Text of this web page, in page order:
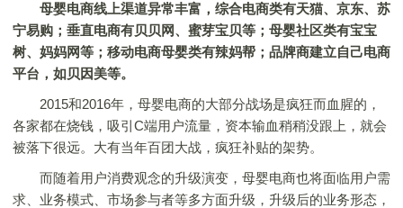
母婴电商线上渠道异常丰富，综合电商类有天猫、京东、苏
宁易购；垂直电商有贝贝网、蜜芽宝贝等；母婴社区类有宝宝
树、妈妈网等；移动电商母婴类有辣妈帮；品牌商建立自己电商
平台，如贝因美等。
2015和2016年，母婴电商的大部分战场是疯狂而血腥的，
各家都在烧钱，吸引C端用户流量，资本输血稍稍没跟上，就会
被落下很远。大有当年百团大战，疯狂补贴的架势。
而随着用户消费观念的升级演变，母婴电商也将面临用户需
求、业务模式、市场参与者等多方面升级，升级后的业务形态，